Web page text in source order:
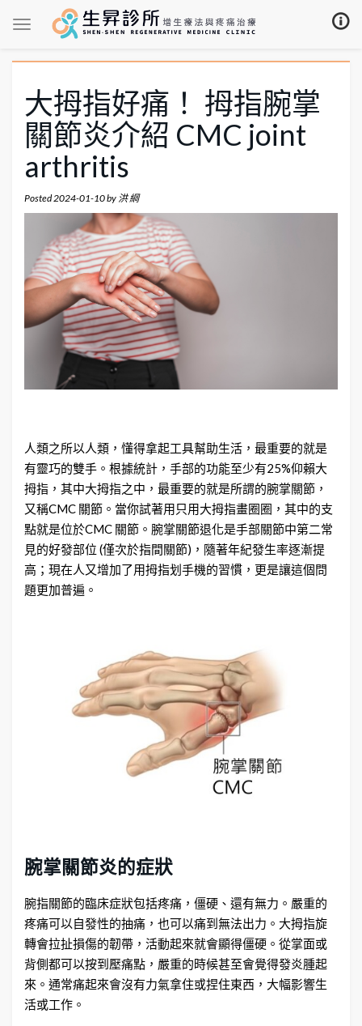
大拇指好痛！ 拇指腕掌
關節炎介紹 CMC joint
arthritis
Posted2024-01-10by 洪 綱
人類之所以人類，懂得拿起工具幫助生活，最重要的就是
有靈巧的雙手。根據統計，手部的功能至少有25%仰賴大
拇指，其中大拇指之中，最重要的就是所謂的腕掌關節，
又稱CMC 關節。當你試著用只用大拇指畫圈圈，其中的支
點就是位於CMC 關節。腕掌關節退化是手部關節中第二常
見的好發部位 (僅次於指間關節)，隨著年紀發生率逐漸提
高；現在人又增加了用拇指划手機的習慣，更是讓這個問
題更加普遍。
腕掌關節炎的症狀
腕指關節的臨床症狀包括疼痛，僵硬、還有無力。嚴重的
疼痛可以自發性的抽痛，也可以痛到無法出力。大拇指旋
轉會拉扯損傷的韌帶，活動起來就會顯得僵硬。從掌面或
背側都可以按到壓痛點，嚴重的時候甚至會覺得發炎腫起
來。通常痛起來會沒有力氣拿住或捏住東西，大幅影響生
活或工作。